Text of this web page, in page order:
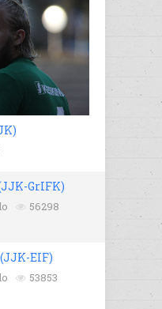
(JJK-GrIFK)
56298
(JJK-EIF)
53853